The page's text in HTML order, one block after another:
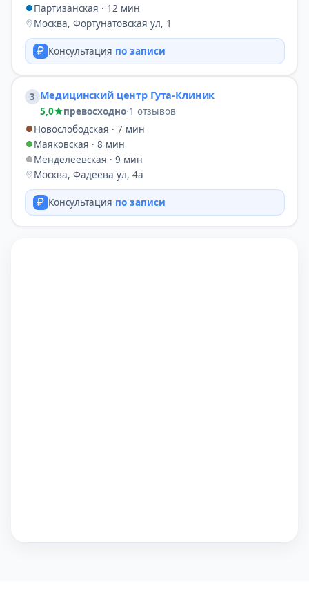
Партизанская · 12 мин
Москва, Фортунатовская ул, 1
Консультация по записи
3 Медицинский центр Гута-Клиник
5,0 превосходно·1 отзывов
Новослободская · 7 мин
Маяковская · 8 мин
Менделеевская · 9 мин
Москва, Фадеева ул, 4а
Консультация по записи